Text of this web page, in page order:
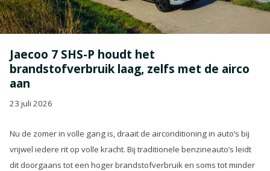
Jaecoo 7 SHS-P houdt het
brandstofverbruik laag, zelfs met de airco
aan
23 juli 2026
Nu de zomer in volle gang is, draait de airconditioning in auto’s bij
vrijwel iedere rit op volle kracht. Bij traditionele benzineauto’s leidt
dit doorgaans tot een hoger brandstofverbruik en soms tot minder